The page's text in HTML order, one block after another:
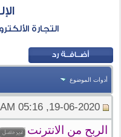
التجارة
أدوات الموضوع
19-06-2020, 05:16 AM
الربح من الانترنت